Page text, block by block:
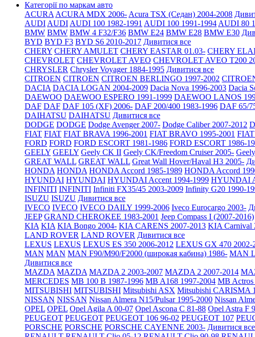
Категорії по маркам авто
ACURA ACURA MDX 2006- Acura TSX (Седан) 2004-2008
AUDI AUDI AUDI 100 1982-1991 AUDI 100 1991-1994 AUDI 80
BMW BMW BMW 4 F32/F36 BMW E24 BMW E28 BMW E30
BYD BYD F3 BYD S6 2010-2017 Дивитися все
CHERY CHERY AMULET CHERY EASTAR 01.03- CHERY
CHEVROLET CHEVROLET AVEO CHEVROLET AVEO Т200
CHRYSLER Chrysler Voyager 1884-1995 Дивитися все
CITROEN CITROEN CITROEN BERLINGO 1997-2002
DACIA DACIA LOGAN 2004-2009 Dacia Nova 1996-2003 Dacia
DAEWOO DAEWOO ESPERO 1991-1999 DAEWOO LANOS
DAF DAF DAF 105 (XF) 2006- DAF 200/400 1983-1996 DAF 65/
DAIHATSU DAIHATSU Дивитися все
DODGE DODGE Dodge Avenger 2007- Dodge Caliber 2007-2012
FIAT FIAT FIAT BRAVA 1996-2001 FIAT BRAVO 1995-2001
FORD FORD FORD ESCORT 1981-1986 FORD ESCORT 1986-
GEELY GEELY Geely CK II Geely CK/Freedom Cruiser 2005-
GREAT WALL GREAT WALL Great Wall Hover/Haval H3 2005-
HONDA HONDA HONDA Accord 1985-1989 HONDA Accord
HYUNDAI HYUNDAI HYUNDAI Accent 1994-1999 HYUNDAI
INFINITI INFINITI Infiniti FX35/45 2003-2009 Infinity G20 1990-
ISUZU ISUZU Дивитися все
IVECO IVECO IVECO DAILY 1999-2006 Iveco Eurocargo 2003-
JEEP GRAND CHEROKEE 1983-2001 Jeep Compass I (2007-2016)
KIA KIA KIA Bongo 2004- KIA CARENS 2007-2013 KIA Carnival
LAND ROVER LAND ROVER Дивитися все
LEXUS LEXUS LEXUS ES 350 2006-2012 LEXUS GX 470 2002-
MAN MAN MAN F90/M90/F2000 (широкая кабина) 1986- MAN
Дивитися все
MAZDA MAZDA MAZDA 2 2003-2007 MAZDA 2 2007-2014
MERCEDES MB 100 B 1987-1996 MB A168 1997-2004 MB Actros
MITSUBISHI MITSUBISHI Mitsubishi ASX Mitsubishi CARISMA
NISSAN NISSAN Nissan Almera N15/Pulsar 1995-2000 Nissan
OPEL OPEL Opel Agila A 00-07 Opel Ascona C 81-88 Opel Astra F
PEUGEOT PEUGEOT PEUGEOT 106 96-02 PEUGEOT 107
PORSCHE PORSCHE PORSCHE CAYENNE 2003- Дивитися все